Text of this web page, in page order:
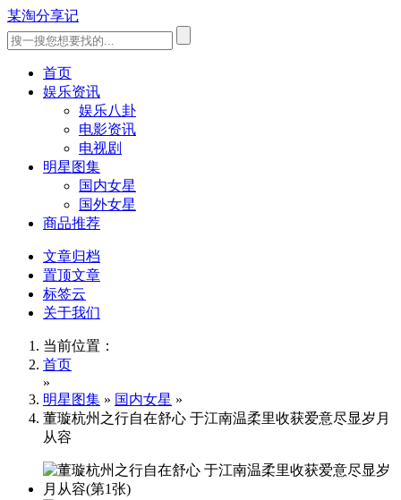
某淘分享记
首页
娱乐资讯
娱乐八卦
电影资讯
电视剧
明星图集
国内女星
国外女星
商品推荐
文章归档
置顶文章
标签云
关于我们
当前位置：
首页
»
明星图集 » 国内女星 »
董璇杭州之行自在舒心 于江南温柔里收获爱意尽显岁月
从容